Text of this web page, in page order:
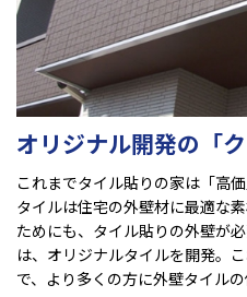
オリジナル開発の「ク
これまでタイル貼りの家は「高
タイルは住宅の外壁材に最適な
ためにも、タイル貼りの外壁が
は、オリジナルタイルを開発。
で、より多くの方に外壁タイル